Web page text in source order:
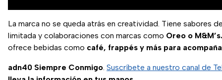
La marca no se queda atrás en creatividad. Tiene sabores
limitada y colaboraciones con marcas como Oreo o M&M’s.
ofrece bebidas como café, frappés y más para
adn40 Siempre Conmigo Suscríbete a nuestro canal de